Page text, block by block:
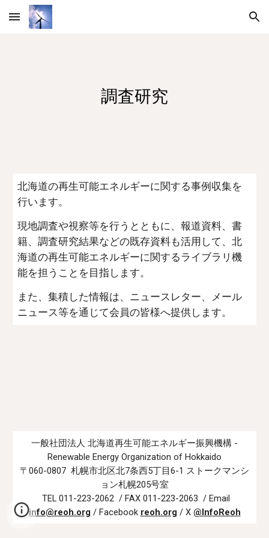
Skip to main content Skip to navigation
調査研究
北海道の再生可能エネルギーに関する事例収集を
行います。
現地調査や視察等を行うとともに、報道資料、書
籍、調査研究結果などの既存資料も活用して、北
海道の再生可能エネルギーに関するライブラリ機
能を担うことを目指します。
また、集積した情報は、ニュースレター、メール
ニュース等を通じて会員の皆様へ提供します。
一般社団法人 北海道再生可能エネルギー振興機構 -
Renewable Energy Organization of Hokkaido
〒060-0807 札幌市北区北7条西5丁目6-1 ストークマンシ
ョン札幌205号室
TEL 011-223-2062 / FAX 011-223-2063 / Email
info@reoh.org / Facebook reoh.org / X @InfoReoh